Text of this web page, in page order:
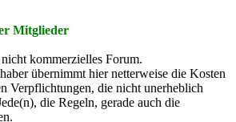
Mitglieder
kommerzielles Forum.
übernimmt hier netterweise die Kosten
Verpflichtungen, die nicht unerheblich
die Regeln, gerade auch die